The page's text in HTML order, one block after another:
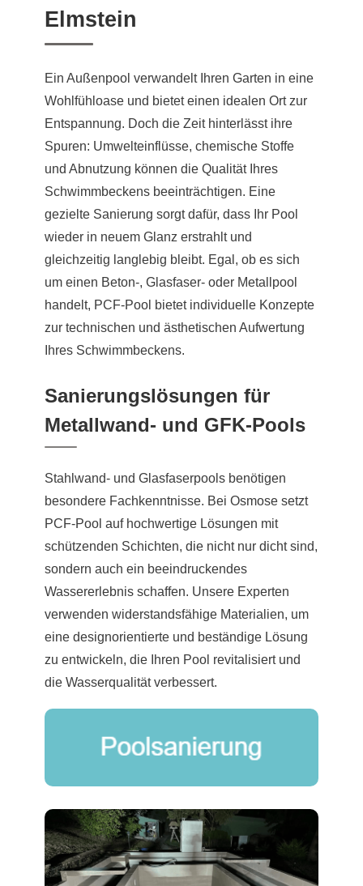
Elmstein
Ein Außenpool verwandelt Ihren Garten in eine
Wohlfühloase und bietet einen idealen Ort zur
Entspannung. Doch die Zeit hinterlässt ihre
Spuren: Umwelteinflüsse, chemische Stoffe
und Abnutzung können die Qualität Ihres
Schwimmbeckens beeinträchtigen. Eine
gezielte Sanierung sorgt dafür, dass Ihr Pool
wieder in neuem Glanz erstrahlt und
gleichzeitig langlebig bleibt. Egal, ob es sich
um einen Beton-, Glasfaser- oder Metallpool
handelt, PCF-Pool bietet individuelle Konzepte
zur technischen und ästhetischen Aufwertung
Ihres Schwimmbeckens.
Sanierungslösungen für
Metallwand- und GFK-Pools
Stahlwand- und Glasfaserpools benötigen
besondere Fachkenntnisse. Bei Osmose setzt
PCF-Pool auf hochwertige Lösungen mit
schützenden Schichten, die nicht nur dicht sind,
sondern auch ein beeindruckendes
Wassererlebnis schaffen. Unsere Experten
verwenden widerstandsfähige Materialien, um
eine designorientierte und beständige Lösung
zu entwickeln, die Ihren Pool revitalisiert und
die Wasserqualität verbessert.